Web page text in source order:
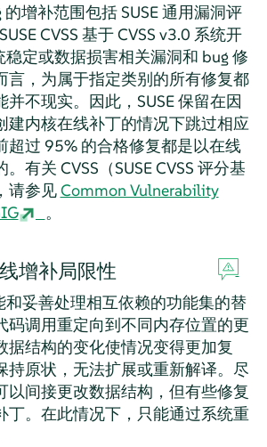
的增补范围包括 SUSE 通用漏洞评
CVSS 基于 CVSS v3.0 系统开
定或数据损害相关漏洞和 bug 修
言，为属于指定类别的所有修复都
不现实。因此，SUSE 保留在因
建内核在线补丁的情况下跳过相应
超过 95% 的合格修复都是以在线
有关 CVSS（SUSE CVSS 评分基
请参见Common Vulnerability
。
增补局限性
和妥善处理相互依赖的功能集的替
码调用重定向到不同内存位置的更
据结构的变化使情况变得更加复
持原状，无法扩展或重新解译。尽
以间接更改数据结构，但有些修复
丁。在此情况下，只能通过系统重